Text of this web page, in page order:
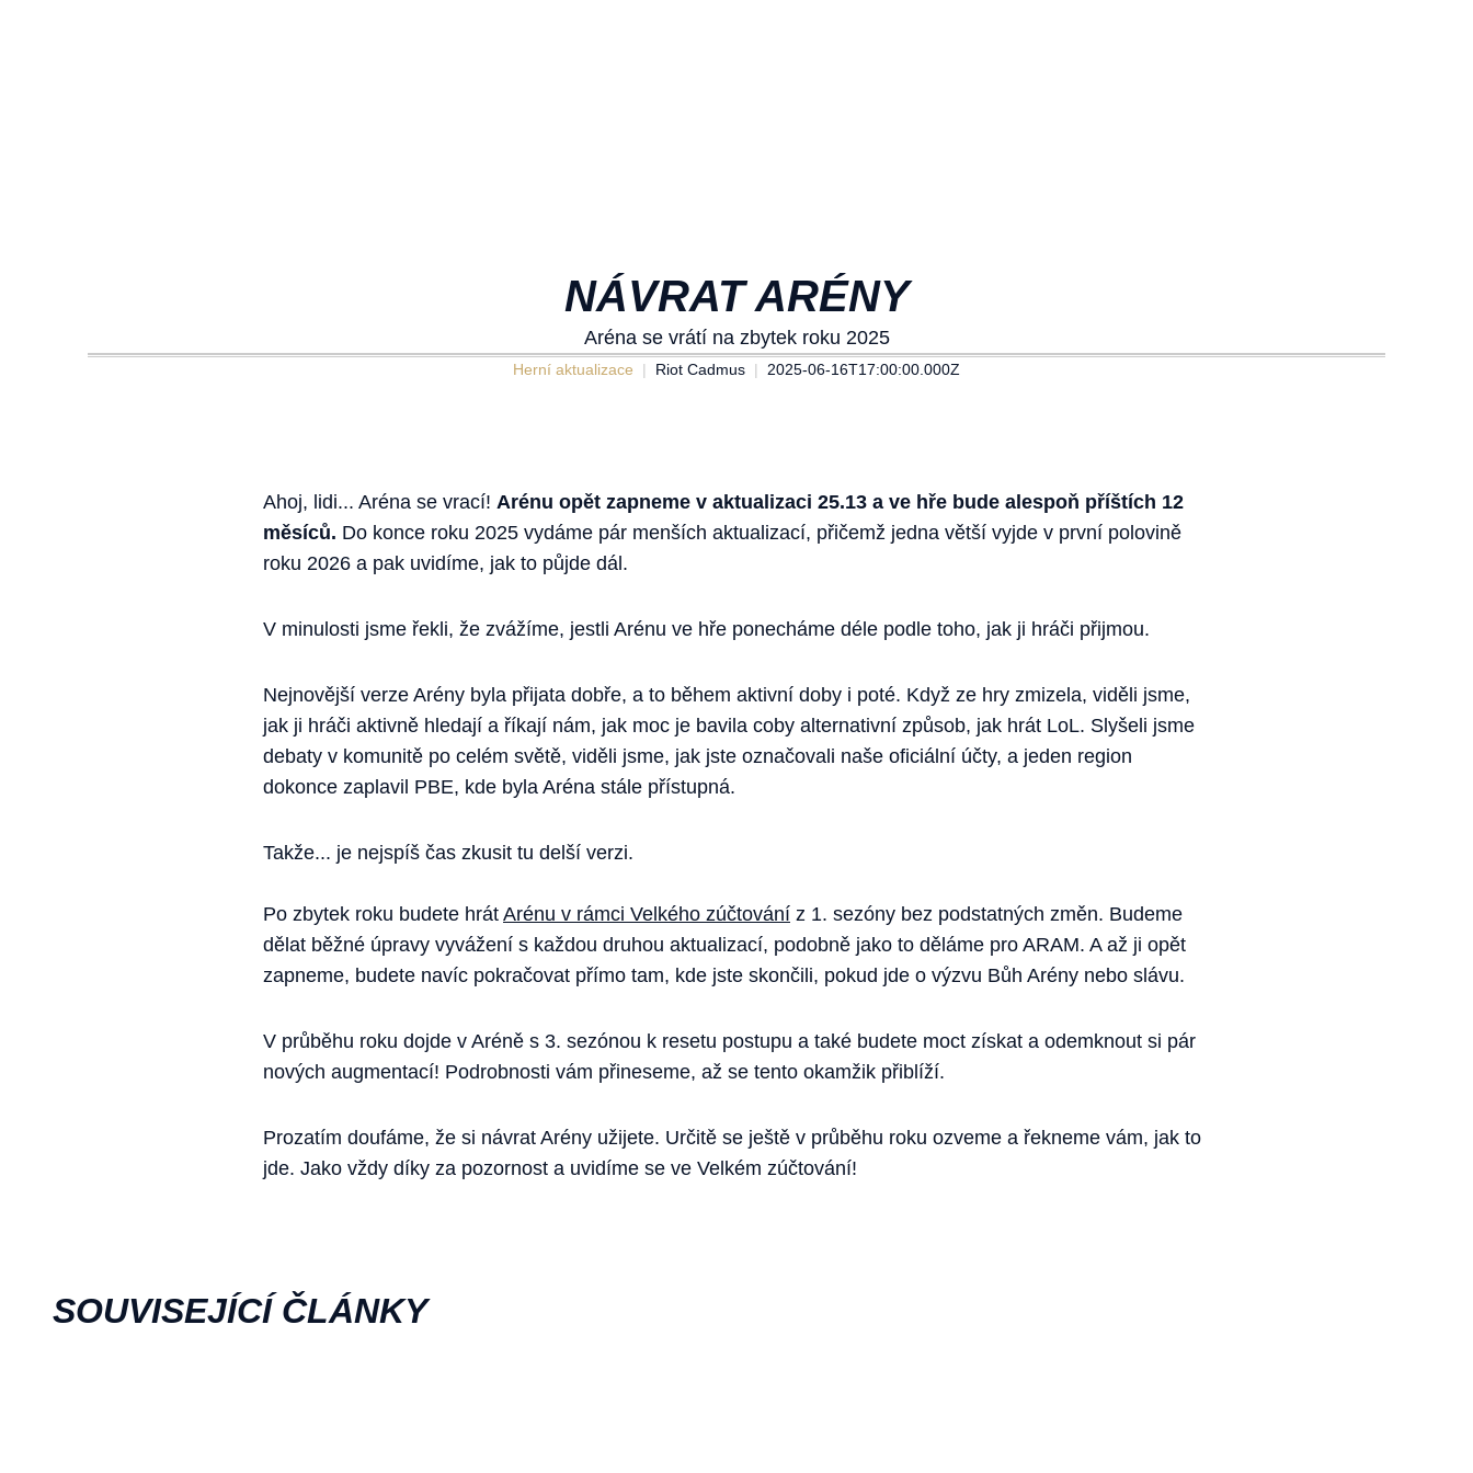
NÁVRAT ARÉNY
Aréna se vrátí na zbytek roku 2025
Herní aktualizace Riot Cadmus 2025-06-16T17:00:00.000Z
Ahoj, lidi... Aréna se vrací! Arénu opět zapneme v aktualizaci 25.13 a ve hře bude alespoň příštích 12
měsíců. Do konce roku 2025 vydáme pár menších aktualizací, přičemž jedna větší vyjde v první polovině
roku 2026 a pak uvidíme, jak to půjde dál.
V minulosti jsme řekli, že zvážíme, jestli Arénu ve hře ponecháme déle podle toho, jak ji hráči přijmou.
Nejnovější verze Arény byla přijata dobře, a to během aktivní doby i poté. Když ze hry zmizela, viděli jsme,
jak ji hráči aktivně hledají a říkají nám, jak moc je bavila coby alternativní způsob, jak hrát LoL. Slyšeli jsme
debaty v komunitě po celém světě, viděli jsme, jak jste označovali naše oficiální účty, a jeden region
dokonce zaplavil PBE, kde byla Aréna stále přístupná.
Takže... je nejspíš čas zkusit tu delší verzi.
Po zbytek roku budete hrát Arénu v rámci Velkého zúčtování z 1. sezóny bez podstatných změn. Budeme
dělat běžné úpravy vyvážení s každou druhou aktualizací, podobně jako to děláme pro ARAM. A až ji opět
zapneme, budete navíc pokračovat přímo tam, kde jste skončili, pokud jde o výzvu Bůh Arény nebo slávu.
V průběhu roku dojde v Aréně s 3. sezónou k resetu postupu a také budete moct získat a odemknout si pár
nových augmentací! Podrobnosti vám přineseme, až se tento okamžik přiblíží.
Prozatím doufáme, že si návrat Arény užijete. Určitě se ještě v průběhu roku ozveme a řekneme vám, jak to
jde. Jako vždy díky za pozornost a uvidíme se ve Velkém zúčtování!
SOUVISEJÍCÍ ČLÁNKY